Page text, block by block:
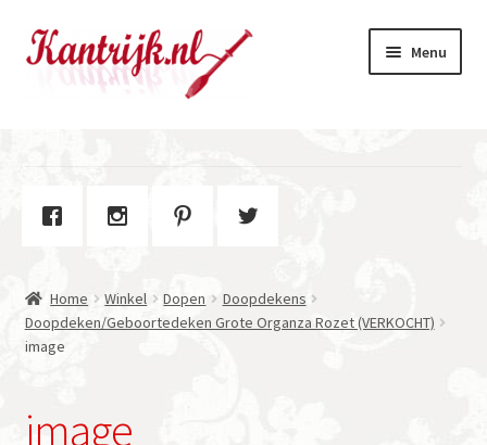
Ga
door
Ga
naar
Menu
Contact
Home Winkel Dopen
Doopdekens
Doopdeken/Geboortedeken Grote Organza Rozet (VERKOCHT)
image
image